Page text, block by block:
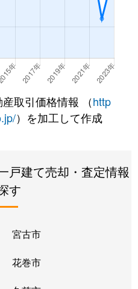
取引価格情報 （http
）を加工して作成
戸建て売却・査定情報
す
宮古市
花巻市